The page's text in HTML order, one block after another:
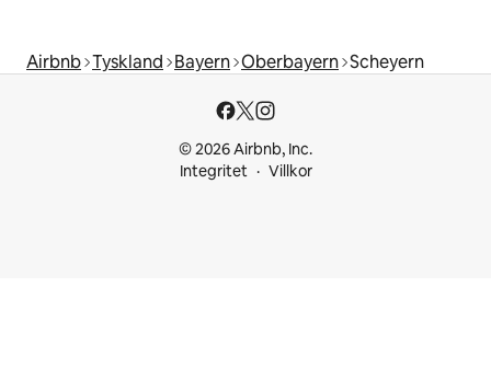
Airbnb Tyskland Bayern Oberbayern Scheyern
© 2026 Airbnb, Inc.
Integritet
Villkor